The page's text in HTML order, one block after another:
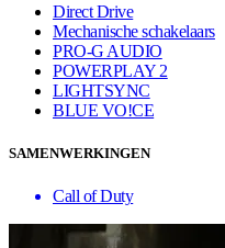
Direct Drive
Mechanische schakelaars
PRO-G AUDIO
POWERPLAY 2
LIGHTSYNC
BLUE VO!CE
SAMENWERKINGEN
Call of Duty